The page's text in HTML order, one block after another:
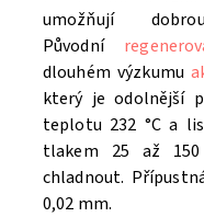
umožňují
Původní
dlouhém výzkumu
který je odolnější
teplotu 232 °C a
tlakem 25 až
chladnout.
0,02 mm.